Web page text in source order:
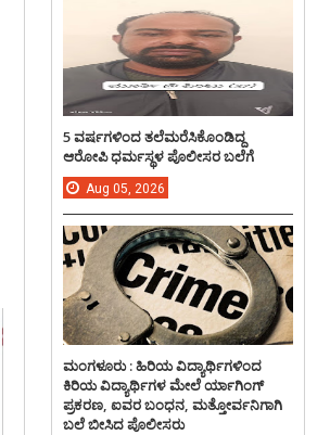
5 ವರ್ಷಗಳಿಂದ ತಲೆಮರೆಸಿಕೊಂಡಿದ್ದ
ಆರೋಪಿ ಧರ್ಮಸ್ಥಳ ಪೊಲೀಸರ ಬಲೆಗೆ
Aug 05, 2026
ಮಂಗಳೂರು : ಹಿರಿಯ ವಿದ್ಯಾರ್ಥಿಗಳಿಂದ
ಕಿರಿಯ ವಿದ್ಯಾರ್ಥಿಗಳ ಮೇಲೆ ರ್ಯಾಗಿಂಗ್
ಪ್ರಕರಣ, ಐವರ ಬಂಧನ, ಮತ್ತೋರ್ವನಿಗಾಗಿ
ಬಲೆ ಬೀಸಿದ ಪೊಲೀಸರು